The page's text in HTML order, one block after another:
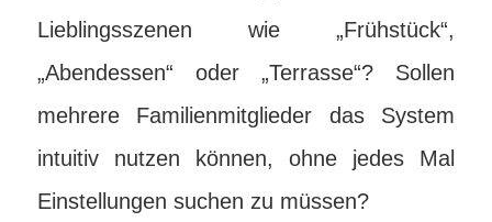
Lieblingsszenen wie „Frühstück“,
„Abendessen“ oder „Terrasse“? Sollen
mehrere Familienmitglieder das System
intuitiv nutzen können, ohne jedes Mal
Einstellungen suchen zu müssen?